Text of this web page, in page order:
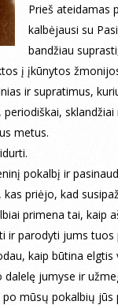
Prieš ateidamas
kalbėjausi su
bandžiau
į įkūnytos
ir supratimus,
metus.
pokalbį ir
priėjo, kad
primena tai, kaip
ir parodyti jums
kaip būtina
jumyse ir
mūsų pokalbių